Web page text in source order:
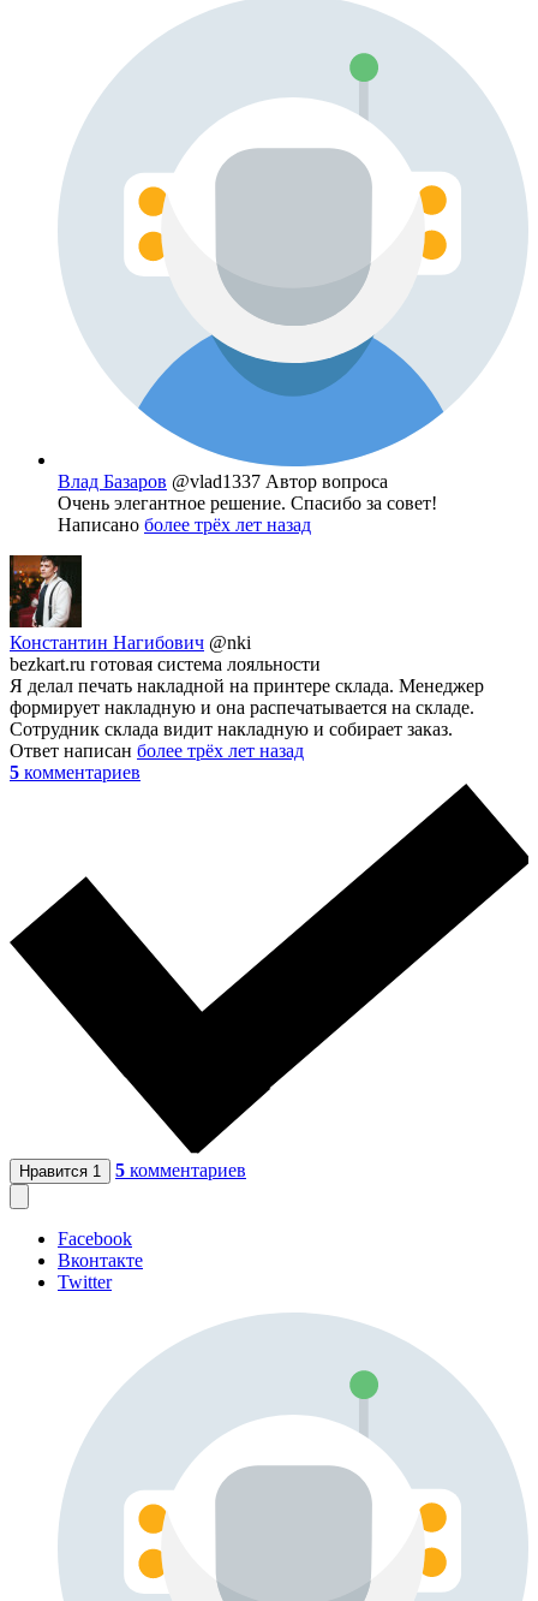
Влад Базаров @vlad1337 Автор вопроса
Очень элегантное решение. Спасибо за совет!
Написано более трёх лет назад
Константин Нагибович @nki
bezkart.ru готовая система лояльности
Я делал печать накладной на принтере склада. Менеджер
формирует накладную и она распечатывается на складе.
Сотрудник склада видит накладную и собирает заказ.
Ответ написан более трёх лет назад
5 комментариев
Нравится 1 5 комментариев
Facebook
Вконтакте
Twitter